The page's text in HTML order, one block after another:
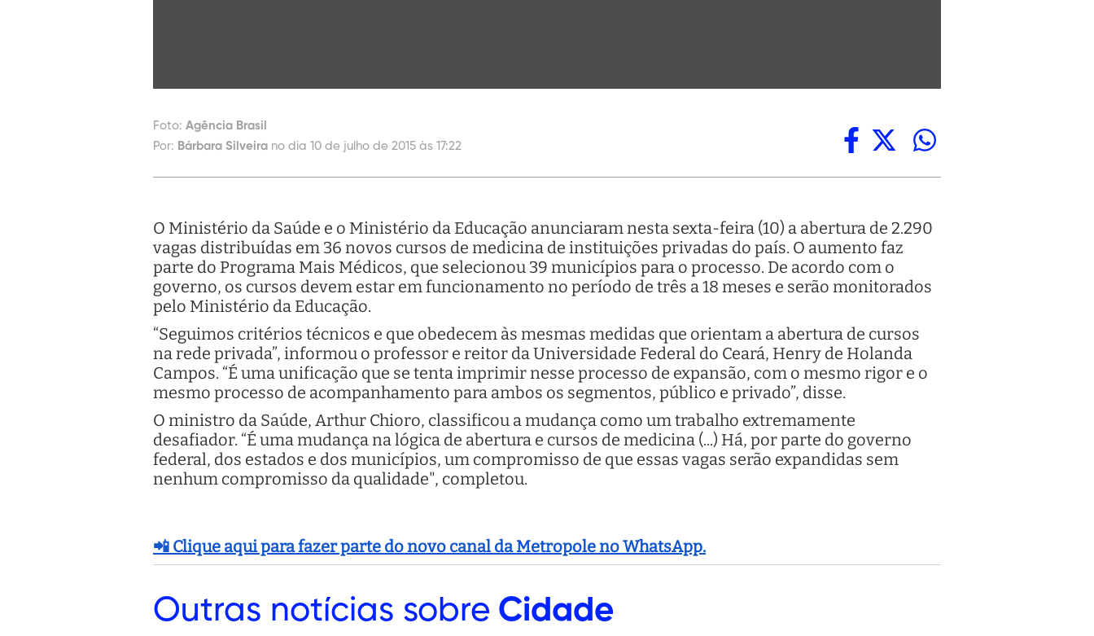
Foto: Agência Brasil
Por: Bárbara Silveira no dia 10 de julho de 2015 às 17:22
O Ministério da Saúde e o Ministério da Educação anunciaram nesta sexta-feira (10) a abertura de 2.290
vagas distribuídas em 36 novos cursos de medicina de instituições privadas do país. O aumento faz
parte do Programa Mais Médicos, que selecionou 39 municípios para o processo. De acordo com o
governo, os cursos devem estar em funcionamento no período de três a 18 meses e serão monitorados
pelo Ministério da Educação.
“Seguimos critérios técnicos e que obedecem às mesmas medidas que orientam a abertura de cursos
na rede privada”, informou o professor e reitor da Universidade Federal do Ceará, Henry de Holanda
Campos. “É uma unificação que se tenta imprimir nesse processo de expansão, com o mesmo rigor e o
mesmo processo de acompanhamento para ambos os segmentos, público e privado”, disse.
O ministro da Saúde, Arthur Chioro, classificou a mudança como um trabalho extremamente
desafiador. “É uma mudança na lógica de abertura e cursos de medicina (...) Há, por parte do governo
federal, dos estados e dos municípios, um compromisso de que essas vagas serão expandidas sem
nenhum compromisso da qualidade", completou.
📲 Clique aqui para fazer parte do novo canal da Metropole no WhatsApp.
Outras notícias sobre Cidade